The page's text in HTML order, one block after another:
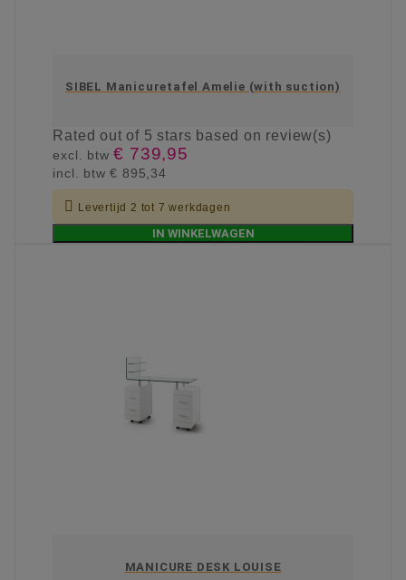
SIBEL Manicuretafel Amelie (with suction)
Ratedout of 5 stars based on review(s)
excl. btw€ 739,95
incl. btw€ 895,34
 Levertijd 2 tot 7 werkdagen
IN WINKELWAGEN
MANICURE DESK LOUISE